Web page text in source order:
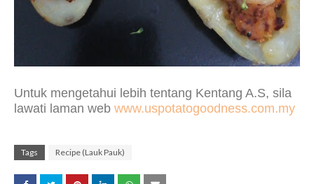
Untuk mengetahui lebih tentang Kentang A.S, sila
lawati laman web www.uspotatogoodness.com.my
Tags Recipe (Lauk Pauk)